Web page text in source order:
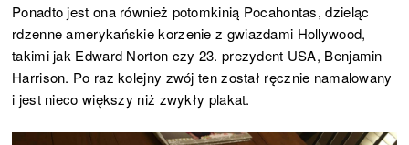
Ponadto jest ona również potomkinią Pocahontas, dzieląc
rdzenne amerykańskie korzenie z gwiazdami Hollywood,
takimi jak Edward Norton czy 23. prezydent USA, Benjamin
Harrison. Po raz kolejny zwój ten został ręcznie namalowany
i jest nieco większy niż zwykły plakat.